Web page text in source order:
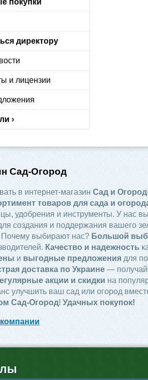
покупки
директору
и лицензии
›
Сад-Огород
в интернет-магазин Сад и Огород
товаров для сада и
удобрения и инструменты. У нас
создания и поддержания вашего
Почему выбирают нас? Большой
Качество и надежность
и выгодные предложения для
доставка по Украине —
акции и скидкина
улучшить ваш сад или огород
Сад-Огород!Удачных покупок!